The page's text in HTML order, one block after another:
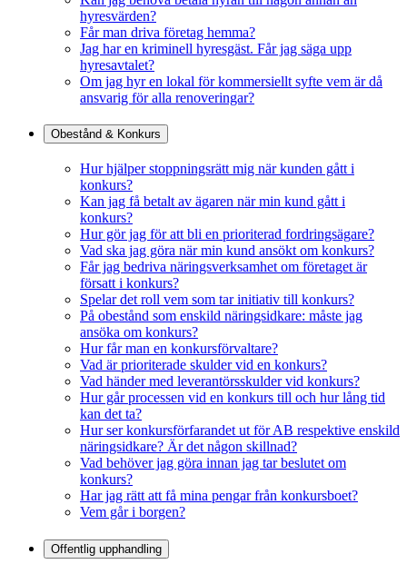
hyresvärden?
Får man driva företag hemma?
Jag har en kriminell hyresgäst. Får jag säga upp
hyresavtalet?
Om jag hyr en lokal för kommersiellt syfte vem är då
ansvarig för alla renoveringar?
Obestånd & Konkurs
Hur hjälper stoppningsrätt mig när kunden gått i
konkurs?
Kan jag få betalt av ägaren när min kund gått i
konkurs?
Hur gör jag för att bli en prioriterad fordringsägare?
Vad ska jag göra när min kund ansökt om konkurs?
Får jag bedriva näringsverksamhet om företaget är
försatt i konkurs?
Spelar det roll vem som tar initiativ till konkurs?
På obestånd som enskild näringsidkare: måste jag
ansöka om konkurs?
Hur får man en konkursförvaltare?
Vad är prioriterade skulder vid en konkurs?
Vad händer med leverantörsskulder vid konkurs?
Hur går processen vid en konkurs till och hur lång tid
kan det ta?
Hur ser konkursförfarandet ut för AB respektive enskild
näringsidkare? Är det någon skillnad?
Vad behöver jag göra innan jag tar beslutet om
konkurs?
Har jag rätt att få mina pengar från konkursboet?
Vem går i borgen?
Offentlig upphandling